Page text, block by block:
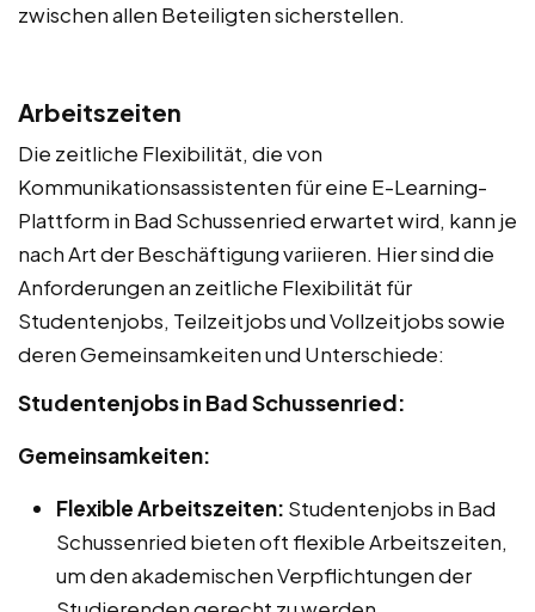
zwischen allen Beteiligten sicherstellen.
Arbeitszeiten
Die zeitliche Flexibilität, die von
Kommunikationsassistenten für eine E-Learning-
Plattform in Bad Schussenried erwartet wird, kann je
nach Art der Beschäftigung variieren. Hier sind die
Anforderungen an zeitliche Flexibilität für
Studentenjobs, Teilzeitjobs und Vollzeitjobs sowie
deren Gemeinsamkeiten und Unterschiede:
Studentenjobs in Bad Schussenried:
Gemeinsamkeiten:
Flexible Arbeitszeiten: Studentenjobs in Bad
Schussenried bieten oft flexible Arbeitszeiten,
um den akademischen Verpflichtungen der